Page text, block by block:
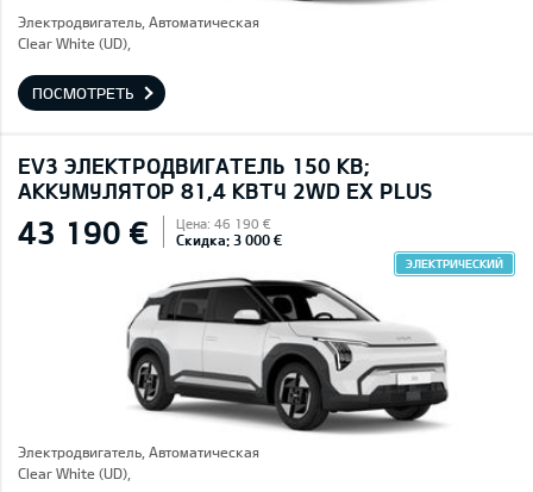
Электродвигатель, Автоматическая
Clear White (UD),
ПОСМОТРЕТЬ
EV3 ЭЛЕКТРОДВИГАТЕЛЬ 150 КВ;
AККУМУЛЯТОР 81,4 КВТЧ 2WD EX PLUS
43 190 € Цена: 46 190 €
Скидка: 3 000 €
ЭЛЕКТРИЧЕСКИЙ
Электродвигатель, Автоматическая
Clear White (UD),